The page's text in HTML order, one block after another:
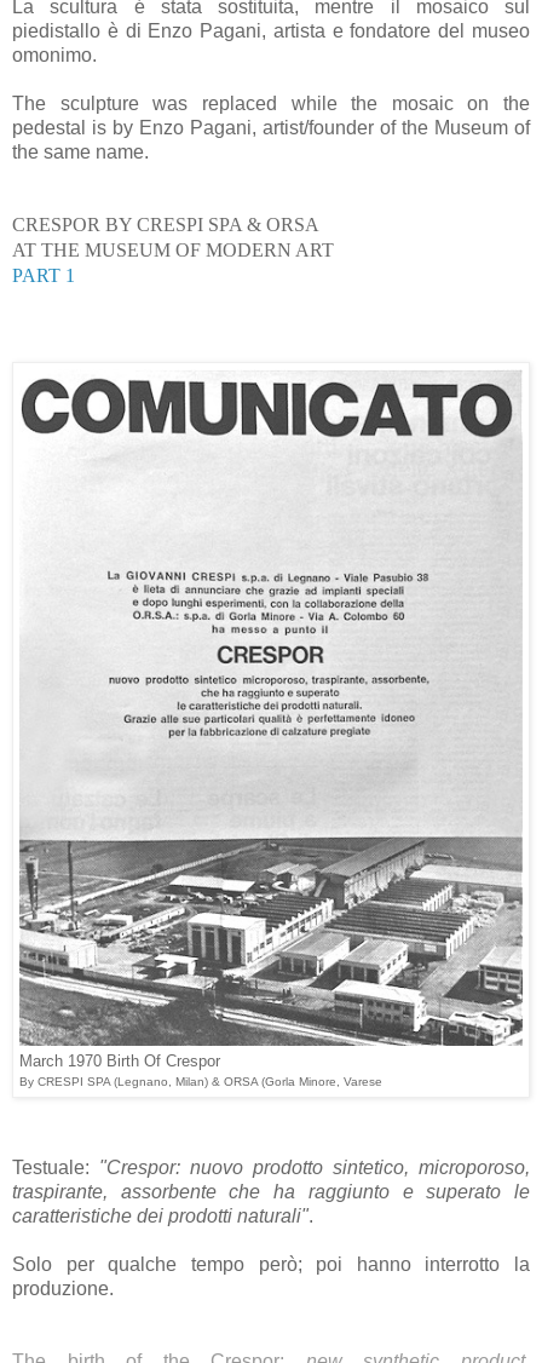
La scultura é stata sostituita, mentre il mosaico sul
piedistallo è di Enzo Pagani, artista e fondatore del museo
omonimo.
The sculpture was replaced while the mosaic on the
pedestal is by Enzo Pagani, artist/founder of the Museum of
the same name.
CRESPOR BY CRESPI SPA & ORSA
AT THE MUSEUM OF MODERN ART
PART 1
March 1970 Birth Of Crespor
By CRESPI SPA (Legnano, Milan) & ORSA (Gorla Minore, Varese
Testuale: "Crespor: nuovo prodotto sintetico, microporoso,
traspirante, assorbente che ha raggiunto e superato le
caratteristiche dei prodotti naturali".
Solo per qualche tempo però; poi hanno interrotto la
produzione.